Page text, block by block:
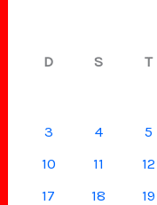
D S T
3
4 5
10
11 12
17
18 19